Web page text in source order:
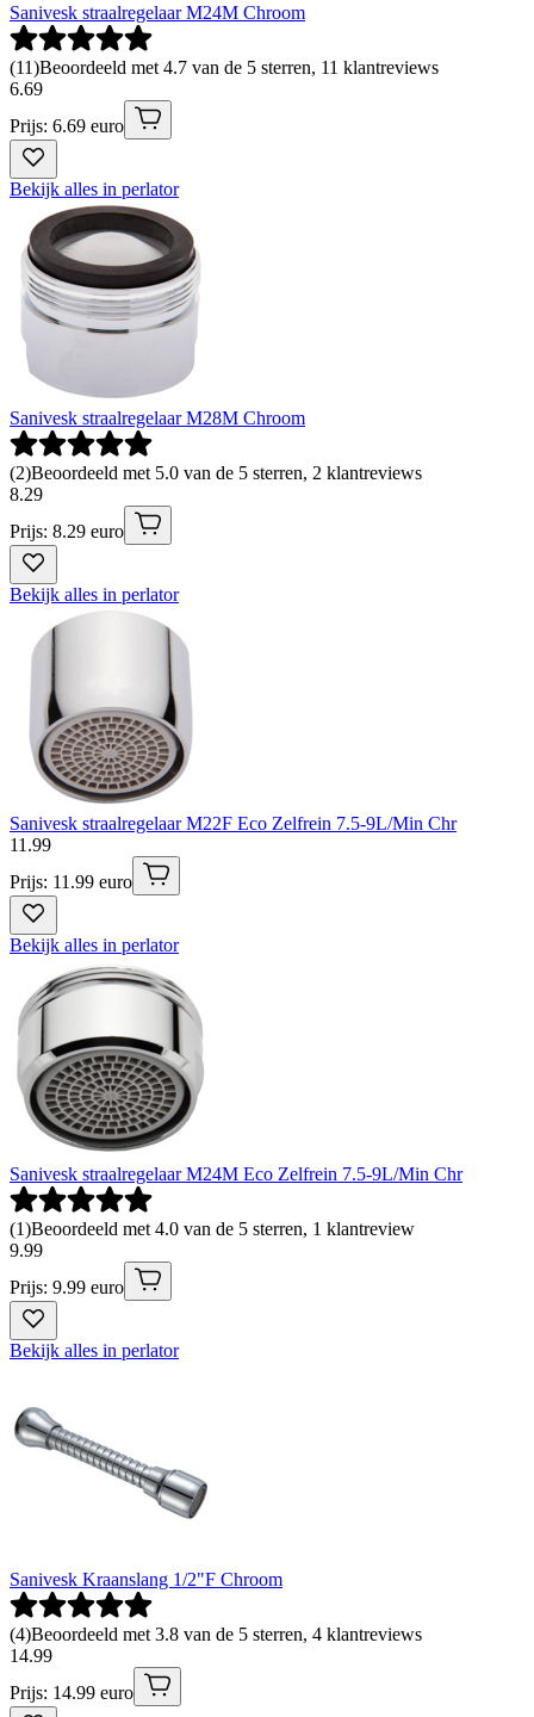
Sanivesk straalregelaar M24M Chroom
(11)Beoordeeld met 4.7 van de 5 sterren, 11 klantreviews
6.69
Prijs: 6.69 euro
Bekijk alles in perlator
Sanivesk straalregelaar M28M Chroom
(2)Beoordeeld met 5.0 van de 5 sterren, 2 klantreviews
8.29
Prijs: 8.29 euro
Bekijk alles in perlator
Sanivesk straalregelaar M22F Eco Zelfrein 7.5-9L/Min Chr
11 .99
Prijs: 11.99 euro
Bekijk alles in perlator
Sanivesk straalregelaar M24M Eco Zelfrein 7.5-9L/Min Chr
(1)Beoordeeld met 4.0 van de 5 sterren, 1 klantreview
9.99
Prijs: 9.99 euro
Bekijk alles in perlator
Sanivesk Kraanslang 1/2"F Chroom
(4)Beoordeeld met 3.8 van de 5 sterren, 4 klantreviews
14.99
Prijs: 14.99 euro